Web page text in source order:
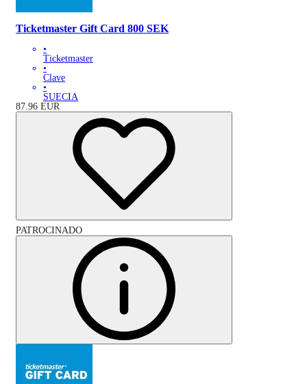
Ticketmaster Gift Card 800 SEK
•
Ticketmaster
•
Clave
•
SUECIA
87.96 EUR
PATROCINADO